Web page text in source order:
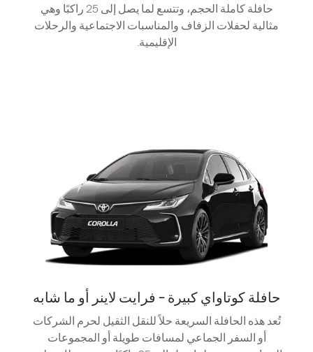
حافلة كاملة الحجم، وتتسع لما يصل إلى 25 راكبًا وهي
مثالية لحفلات الزفاف والمناسبات الاجتماعية والرحلات
الإقليمية.
حافلة كوتاواي كبيرة - فرايت لاينر أو ما شابه
تُعد هذه الحافلة السريعة حلاً للنقل الثقيل لحرم الشركات
أو السفر الجماعي لمسافات طويلة أو المجموعات